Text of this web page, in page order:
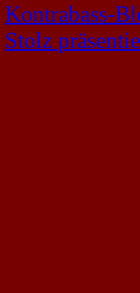
Kontrabass-
Stolz